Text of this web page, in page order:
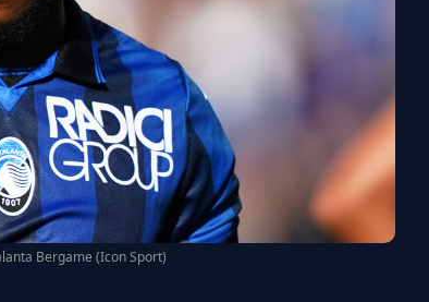
Bergame (Icon Sport)